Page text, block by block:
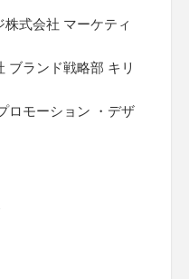
株式会社 マーケティ
ブランド戦略部 キリ
ロモーション ・デザ